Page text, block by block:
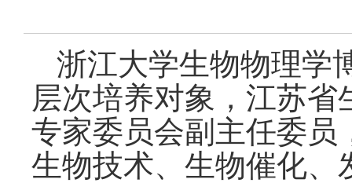
浙江大学生物物理学
层次培养对象，江苏
专家委员会副主任委员
生物技术、生物催化、